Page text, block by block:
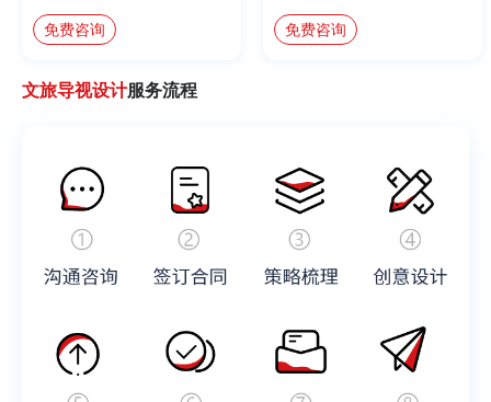
免费咨询 免费咨询
文旅导视设计服务流程